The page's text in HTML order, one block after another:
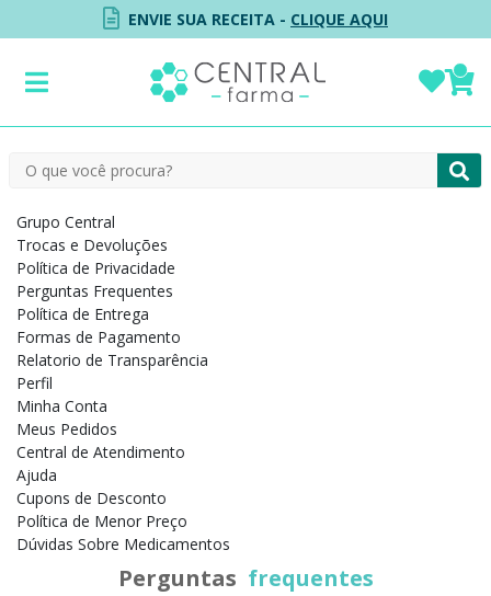
ENVIE SUA RECEITA - CLIQUE AQUI
Menu Institucional
Grupo Central
Trocas e Devoluções
Política de Privacidade
Perguntas Frequentes
Política de Entrega
Formas de Pagamento
Relatorio de Transparência
Perfil
Minha Conta
Meus Pedidos
Central de Atendimento
Ajuda
Cupons de Desconto
Política de Menor Preço
Dúvidas Sobre Medicamentos
Perguntas frequentes